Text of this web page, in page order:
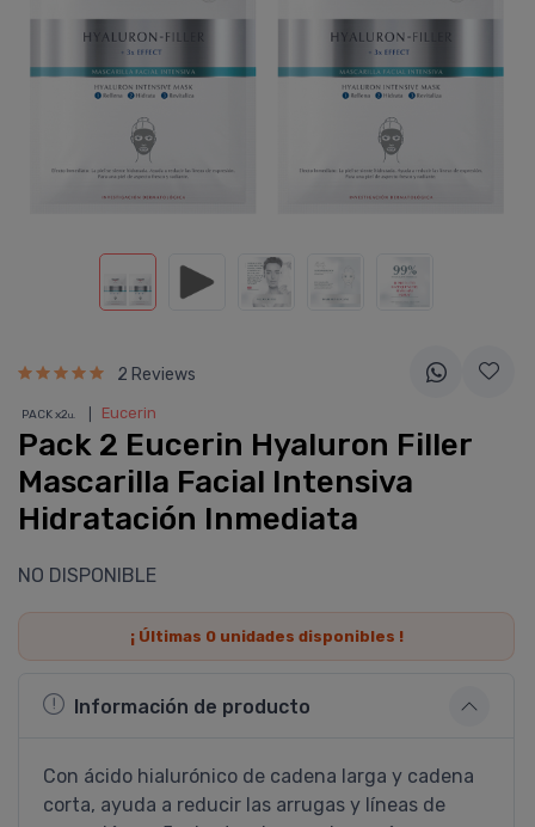
2 Reviews
PACK x2u. Eucerin
Pack 2 Eucerin Hyaluron Filler
Mascarilla Facial Intensiva
Hidratación Inmediata
NO DISPONIBLE
¡ Últimas 0unidades disponibles !
Información de producto
Con ácido hialurónico de cadena larga y cadena
corta, ayuda a reducir las arrugas y lí­neas de